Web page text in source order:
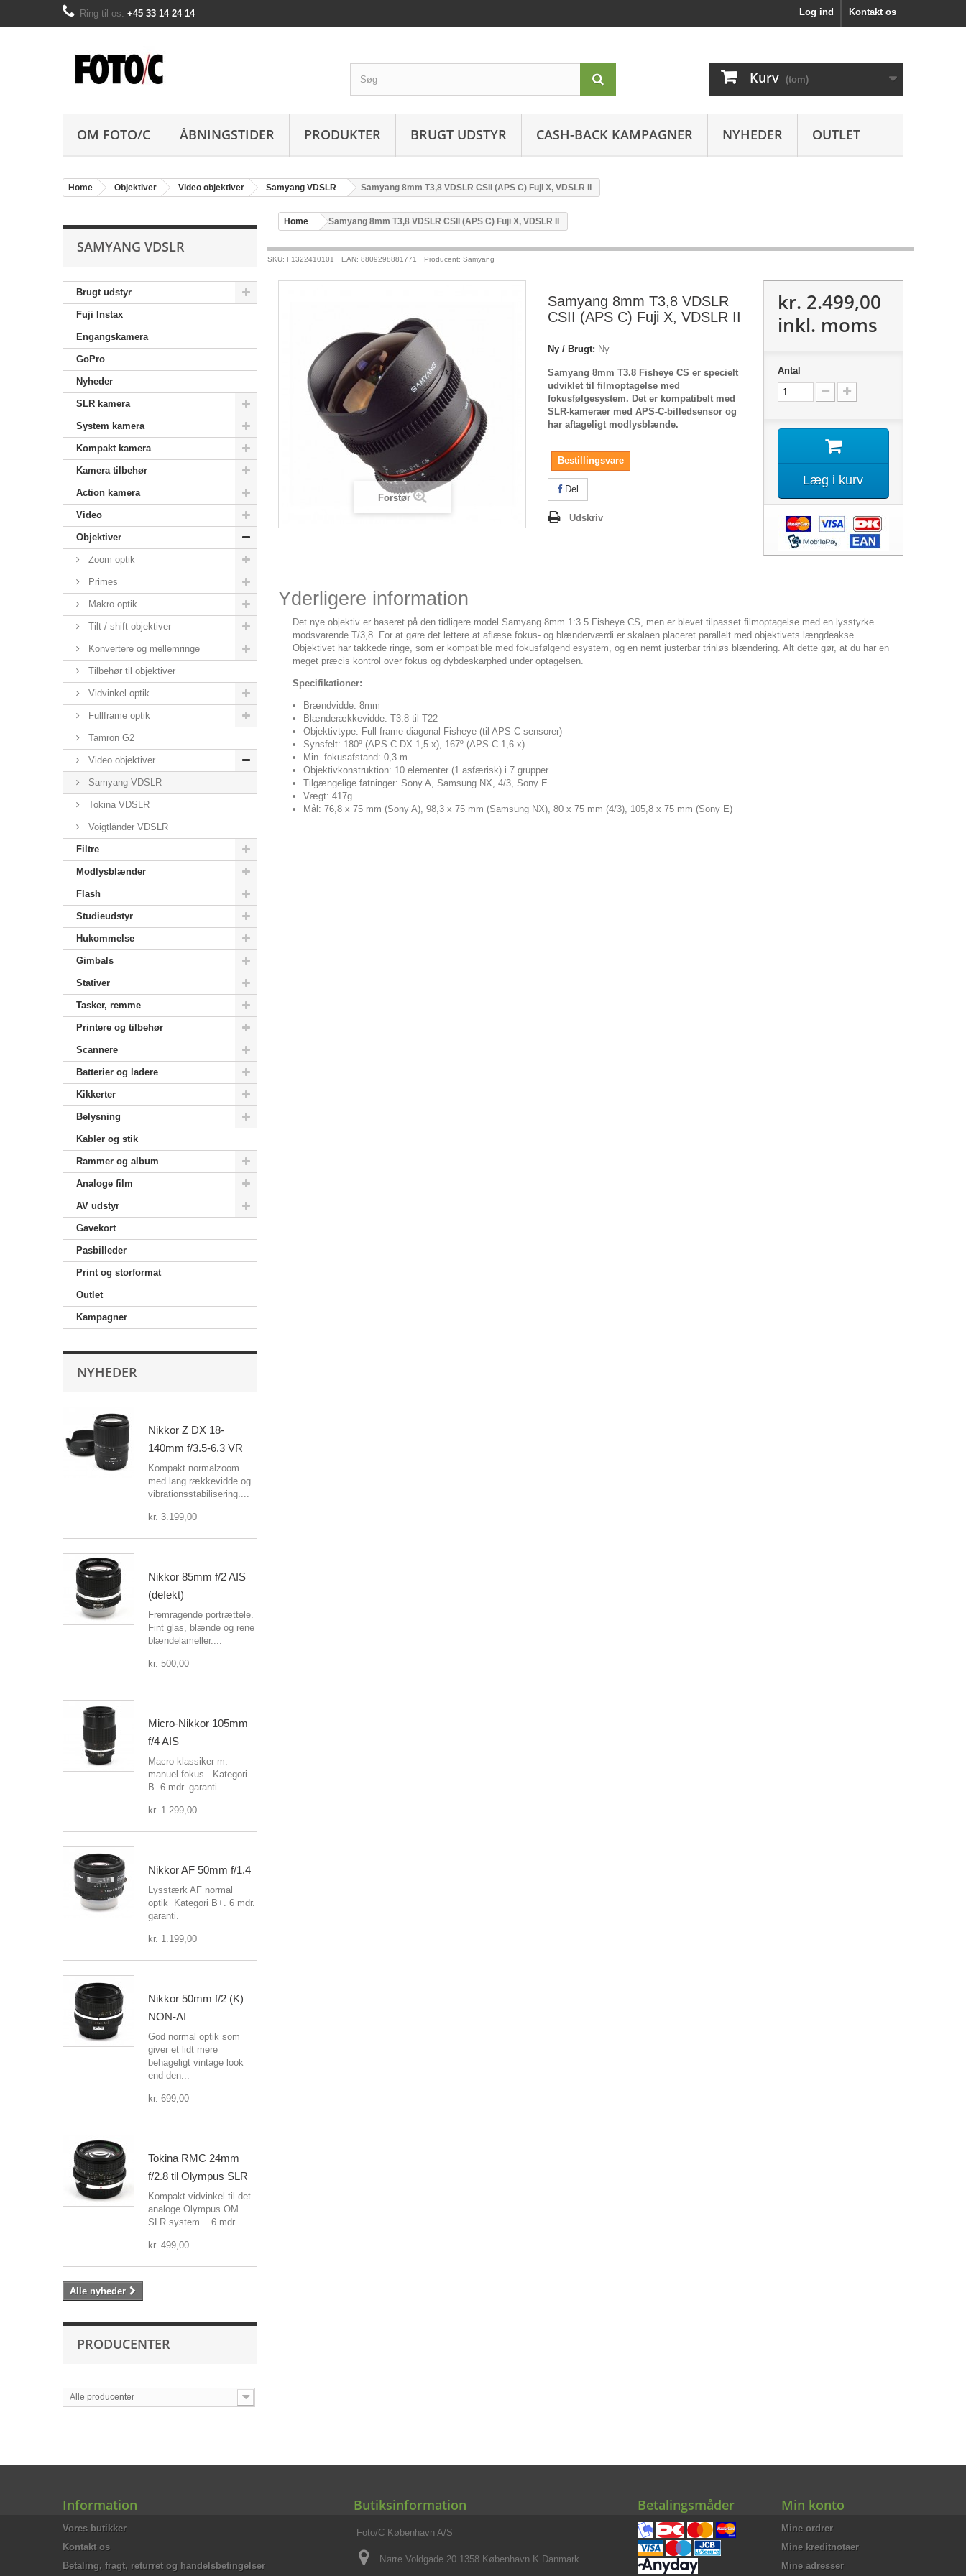
Kontakt os
Ring til os: +45 33 14 24 14 Log ind
Kurv (tom)
OM FOTO/C ÅBNINGSTIDER PRODUKTER BRUGT UDSTYR CASH-BACK KAMPAGNER NYHEDER OUTLET
Home Objektiver Video objektiver Samyang VDSLR Samyang 8mm T3,8 VDSLR CSII (APS C) Fuji X, VDSLR II
SAMYANG VDSLR
Brugt udstyr
Fuji Instax
Engangskamera
GoPro
Nyheder
SLR kamera
System kamera
Kompakt kamera
Kamera tilbehør
Action kamera
Video
Objektiver
Zoom optik
Primes
Makro optik
Tilt / shift objektiver
Konvertere og mellemringe
Tilbehør til objektiver
Vidvinkel optik
Fullframe optik
Tamron G2
Video objektiver
Samyang VDSLR
Tokina VDSLR
Voigtländer VDSLR
Filtre
Modlysblænder
Flash
Studieudstyr
Hukommelse
Gimbals
Stativer
Tasker, remme
Printere og tilbehør
Scannere
Batterier og ladere
Kikkerter
Belysning
Kabler og stik
Rammer og album
Analoge film
AV udstyr
Gavekort
Pasbilleder
Print og storformat
Outlet
Kampagner
NYHEDER
Nikkor Z DX 18-
140mm f/3.5-6.3 VR
Kompakt normalzoom
med lang rækkevidde og
vibrationsstabilisering....
kr. 3.199,00
Nikkor 85mm f/2 AIS
(defekt)
Fremragende portrættele.
Fint glas, blænde og rene
blændelameller....
kr. 500,00
Micro-Nikkor 105mm
f/4 AIS
Macro klassiker m.
manuel fokus. Kategori
B. 6 mdr. garanti.
kr. 1.299,00
Nikkor AF 50mm f/1.4
Lysstærk AF normal
optik Kategori B+. 6 mdr.
garanti.
kr. 1.199,00
Nikkor 50mm f/2 (K)
NON-AI
God normal optik som
giver et lidt mere
behageligt vintage look
end den...
kr. 699,00
Tokina RMC 24mm
f/2.8 til Olympus SLR
Kompakt vidvinkel til det
analoge Olympus OM
SLR system. 6 mdr....
kr. 499,00
Alle nyheder
PRODUCENTER
Alle producenter
Home >Samyang 8mm T3,8 VDSLR CSII (APS C) Fuji X, VDSLR II
SKU: F1322410101 EAN: 8809298881771 Producent: Samyang
Forstør
Samyang 8mm T3,8 VDSLR
CSII (APS C) Fuji X, VDSLR II
Ny / Brugt: Ny
Samyang 8mm T3.8 Fisheye CS er specielt
udviklet til filmoptagelse med
fokusfølgesystem. Det er kompatibelt med
SLR-kameraer med APS-C-billedsensor og
har aftageligt modlysblænde.
Bestillingsvare
Del
Udskriv
kr. 2.499,00
inkl. moms
Antal
Læg i kurv
Yderligere information
Det nye objektiv er baseret på den tidligere model Samyang 8mm 1:3.5 Fisheye CS, men er blevet tilpasset filmoptagelse med en lysstyrke
modsvarende T/3,8. For at gøre det lettere at aflæse fokus- og blænderværdi er skalaen placeret parallelt med objektivets længdeakse.
Objektivet har takkede ringe, som er kompatible med fokusfølgend esystem, og en nemt justerbar trinløs blændering. Alt dette gør, at du har en
meget præcis kontrol over fokus og dybdeskarphed under optagelsen.
Specifikationer:
Brændvidde: 8mm
Blænderækkevidde: T3.8 til T22
Objektivtype: Full frame diagonal Fisheye (til APS-C-sensorer)
Synsfelt: 180º (APS-C-DX 1,5 x), 167º (APS-C 1,6 x)
Min. fokusafstand: 0,3 m
Objektivkonstruktion: 10 elementer (1 asfærisk) i 7 grupper
Tilgængelige fatninger: Sony A, Samsung NX, 4/3, Sony E
Vægt: 417g
Mål: 76,8 x 75 mm (Sony A), 98,3 x 75 mm (Samsung NX), 80 x 75 mm (4/3), 105,8 x 75 mm (Sony E)
Information
Vores butikker
Kontakt os
Betaling, fragt, returret og handelsbetingelser
Butiksinformation
Foto/C København A/S
Nørre Voldgade 20 1358 København K Danmark
Betalingsmåder Min konto
Mine ordrer
Mine kreditnotaer
Mine adresser